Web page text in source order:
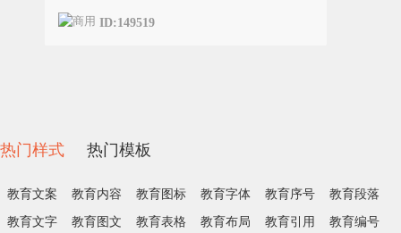
ID:149519
热门样式 热门模板
教育文案 教育内容 教育图标 教育字体 教育序号 教育段落
教育文字 教育图文 教育表格 教育布局 教育引用 教育编号